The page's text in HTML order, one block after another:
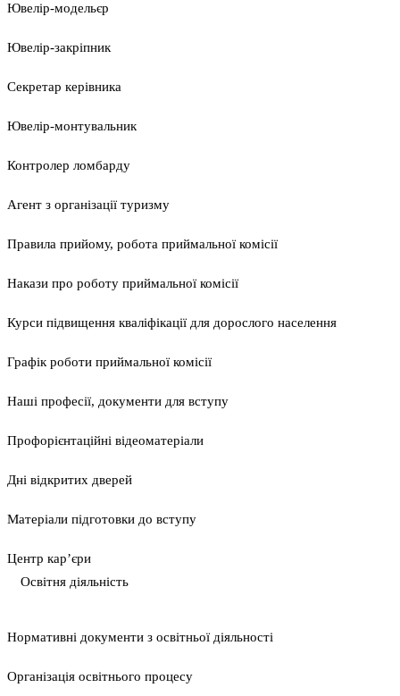
Ювелір-модельєр
Ювелір-закріпник
Секретар керівника
Ювелір-монтувальник
Контролер ломбарду
Агент з організації туризму
Правила прийому, робота приймальної комісії
Накази про роботу приймальної комісії
Курси підвищення кваліфікації для дорослого населення
Графік роботи приймальної комісії
Наші професії, документи для вступу
Профорієнтаційні відеоматеріали
Дні відкритих дверей
Матеріали підготовки до вступу
Центр кар’єри
Освітня діяльність
Нормативні документи з освітньої діяльності
Організація освітнього процесу